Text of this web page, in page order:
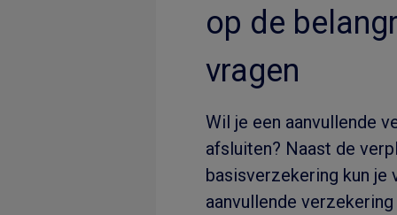
op de
vragen
Wil je een aanvullende
afsluiten? Naast de
basisverzekering kun je
aanvullende